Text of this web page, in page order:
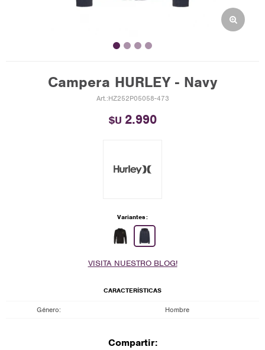
Campera HURLEY - Navy
HZ252P05058-473
$U 2.990
Variantes:
VISITA NUESTRO BLOG!
CARACTERÍSTICAS
Género Hombre
Compartir: